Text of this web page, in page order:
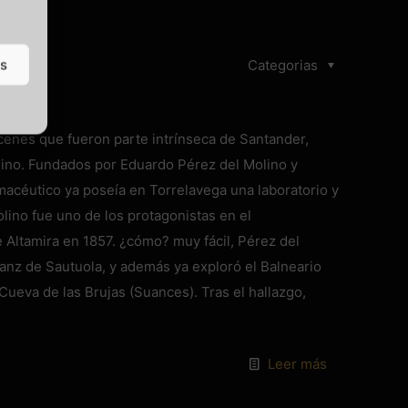
Categorias
que fueron parte intrínseca de Santander,
Fundados por Eduardo Pérez del Molino y
ya poseía en Torrelavega una laboratorio y
fue uno de los protagonistas en el
en 1857. ¿cómo? muy fácil, Pérez del
de Sautuola, y además ya exploró el Balneario
de las Brujas (Suances). Tras el hallazgo,
Leer más